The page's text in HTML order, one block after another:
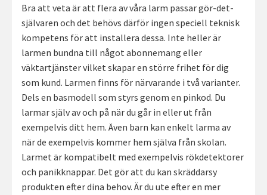
Bra att veta är att flera av våra larm passar gör-det-
självaren och det behövs därför ingen speciell teknisk
kompetens för att installera dessa. Inte heller är
larmen bundna till något abonnemang eller
väktartjänster vilket skapar en större frihet för dig
som kund. Larmen finns för närvarande i två varianter.
Dels en basmodell som styrs genom en pinkod. Du
larmar själv av och på när du går in eller ut från
exempelvis ditt hem. Även barn kan enkelt larma av
när de exempelvis kommer hem själva från skolan.
Larmet är kompatibelt med exempelvis rökdetektorer
och panikknappar. Det gör att du kan skräddarsy
produkten efter dina behov. Är du ute efter en mer